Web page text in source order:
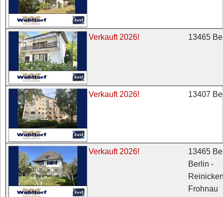
Verkauft 2026! 13465
Verkauft 2026! 13407
Verkauft 2026!
13465
Berlin -
Frohnau